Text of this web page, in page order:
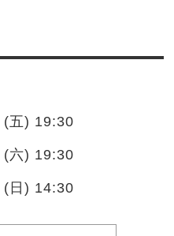
五) 19:30
六) 19:30
日) 14:30